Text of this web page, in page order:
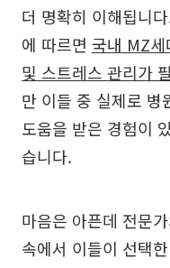
더 명확히 이해됩니
에 따르면 국내 MZ
및 스트레스 관리가
만 이들 중 실제로 병
도움을 받은 경험이
습니다.
마음은 아픈데 전문
속에서 이들이 선택